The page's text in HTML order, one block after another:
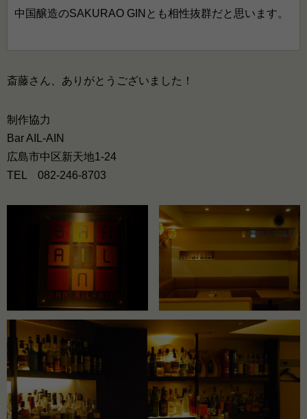
中国醸造のSAKURAO GINとも相性抜群だと思います。
斎藤さん、ありがとうございました！
制作協力
Bar AIL-AIN
広島市中区新天地1-24
TEL 082-246-8703